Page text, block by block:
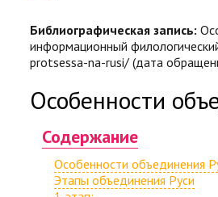
Библиографическая запись:
информационный
protsessa-na-rusi/ (дата
Особенности
Содержание
Особенности объединения
Этапы объединения Руси